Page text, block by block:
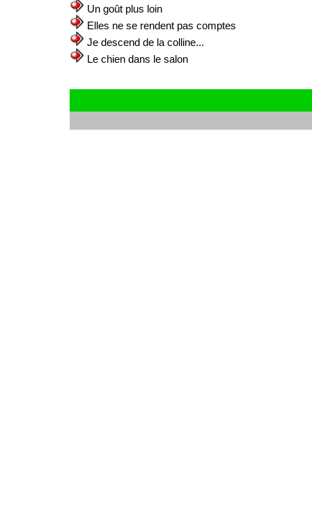
Un goût plus loin
Elles ne se rendent pas comptes
Je descend de la colline...
Le chien dans le salon